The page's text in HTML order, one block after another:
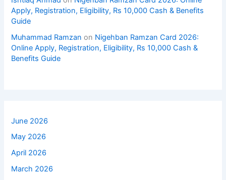
Apply, Registration, Eligibility, Rs 10,000 Cash & Benefits
Guide
Muhammad Ramzan on Nigehban Ramzan Card 2026:
Online Apply, Registration, Eligibility, Rs 10,000 Cash &
Benefits Guide
June 2026
May 2026
April 2026
March 2026